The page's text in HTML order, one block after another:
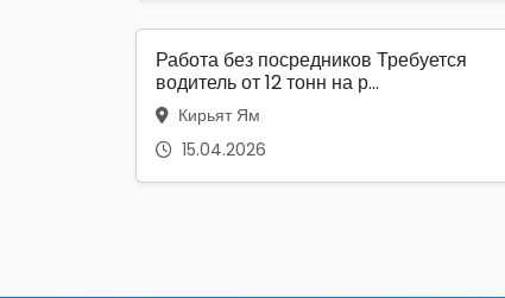
Работа без посредников Требуется
водитель от 12 тонн на р...
Кирьят Ям
15.04.2026